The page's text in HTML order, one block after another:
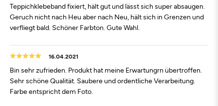
Teppichklebeband fixiert, hält gut und lässt sich super absaugen.
Geruch nicht nach Heu aber nach Neu, hält sich in Grenzen und
verfliegt bald. Schöner Farbton. Gute Wahl.
16.04.2021
Bin sehr zufrieden. Produkt hat meine Erwartungrn übertroffen.
Sehr schöne Qualität. Saubere und ordentliche Verarbeitung.
Farbe entspricht dem Foto.